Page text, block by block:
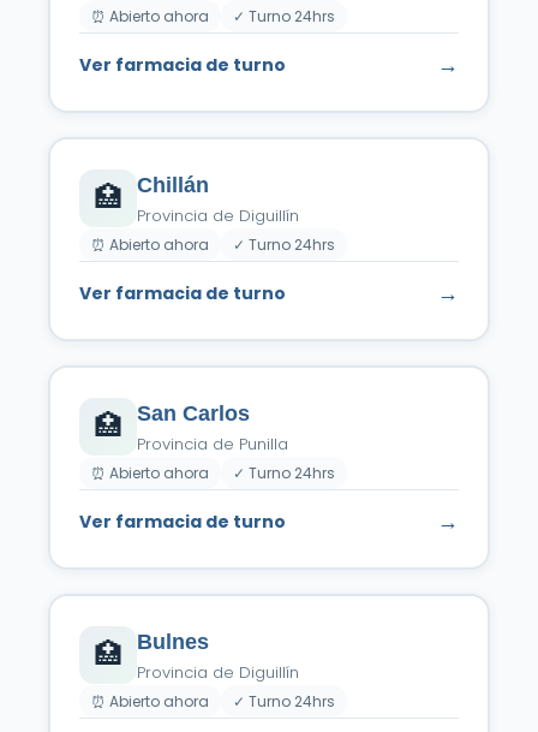
⏰ Abierto ahora ✓ Turno 24hrs
Ver farmacia de turno →
🏥 Chillán
Provincia de Diguillín
⏰ Abierto ahora ✓ Turno 24hrs
Ver farmacia de turno →
🏥 San Carlos
Provincia de Punilla
⏰ Abierto ahora ✓ Turno 24hrs
Ver farmacia de turno →
🏥 Bulnes
Provincia de Diguillín
⏰ Abierto ahora ✓ Turno 24hrs